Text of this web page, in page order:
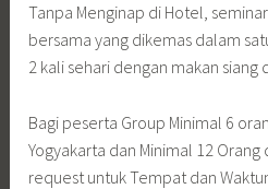
Tanpa Menginap di Hotel,
bersama yang dikemas dalam
2 kali sehari dengan makan siang
Bagi peserta Group Minimal 6
Yogyakarta dan Minimal 12
request untuk Tempat dan